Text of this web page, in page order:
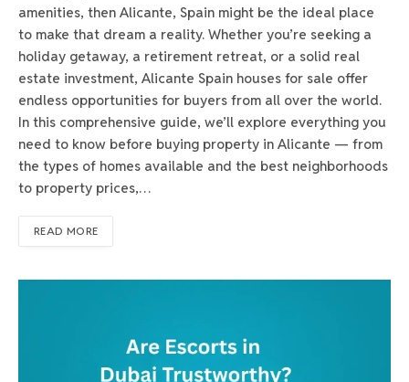
amenities, then Alicante, Spain might be the ideal place
to make that dream a reality. Whether you’re seeking a
holiday getaway, a retirement retreat, or a solid real
estate investment, Alicante Spain houses for sale offer
endless opportunities for buyers from all over the world.
In this comprehensive guide, we’ll explore everything you
need to know before buying property in Alicante — from
the types of homes available and the best neighborhoods
to property prices,…
READ MORE